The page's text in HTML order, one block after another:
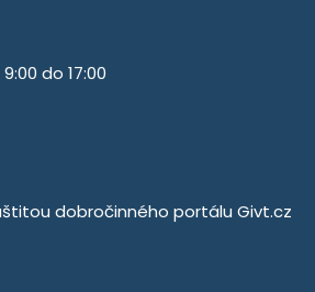
do 17:00
dobročinného portálu Givt.cz